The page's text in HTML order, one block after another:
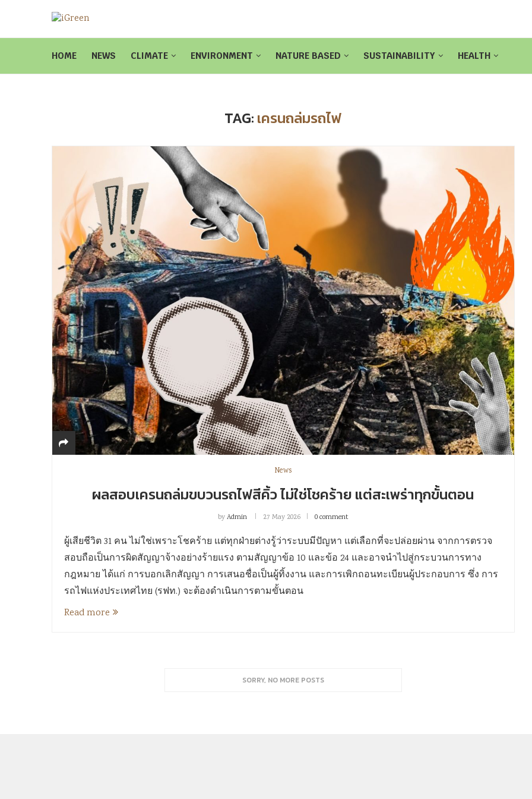
HOME NEWS CLIMATE ENVIRONMENT NATURE BASED SUSTAINABILITY HEALTH
TAG: เครนถล่มรถไฟ
News
ผลสอบเครนถล่มขบวนรถไฟสีคิ้ว ไม่ใช่โชคร้าย แต่สะเพร่าทุกขั้นตอน
byAdmin 27 May 2026 0 comment
ผู้เสียชีวิต 31 คน ไม่ใช่เพราะโชคร้าย แต่ทุกฝ่ายต่างรู้ว่าระบบมีปัญหา แต่เลือกที่จะปล่อยผ่าน จากการตรวจ
สอบถือเป็นการผิดสัญญาจ้างอย่างร้ายแรง ตามสัญญาข้อ 10 และข้อ 24 และอาจนำไปสู่กระบวนการทาง
กฎหมาย ได้แก่ การบอกเลิกสัญญา การเสนอชื่อเป็นผู้ทิ้งงาน และการเพิกถอนทะเบียนผู้ประกอบการ ซึ่ง การ
รถไฟแห่งประเทศไทย (รฟท.) จะต้องดำเนินการตามขั้นตอน
Read more
SORRY, NO MORE POSTS